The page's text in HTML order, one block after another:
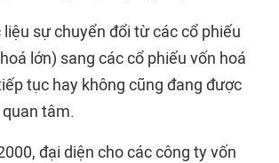
liệu sự chuyển đổi từ các cổ phiếu
lớn) sang các cổ phiếu vốn hoá
tục hay không cũng đang được
tâm.
đại diện cho các công ty vốn